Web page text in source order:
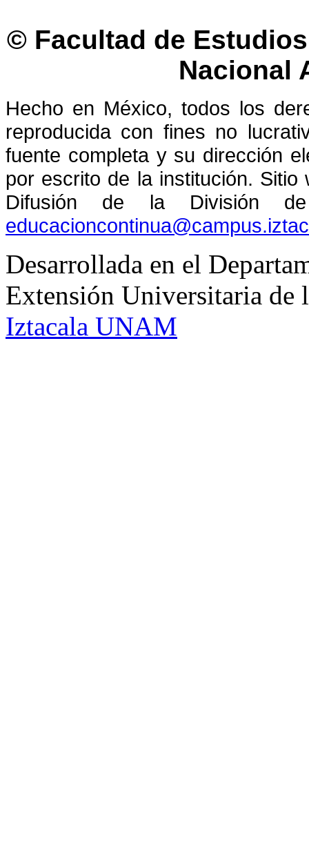
© Facultad de
Nacional
Hecho en México, todos los
reproducida con fines no
fuente completa y su dirección
por escrito de la institución.
Difusión de la División
Desarrollada en el
Extensión Universitaria
Iztacala UNAM